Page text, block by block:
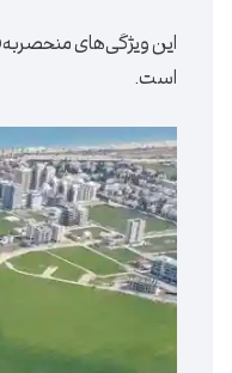
این ویژگی‌های
است.